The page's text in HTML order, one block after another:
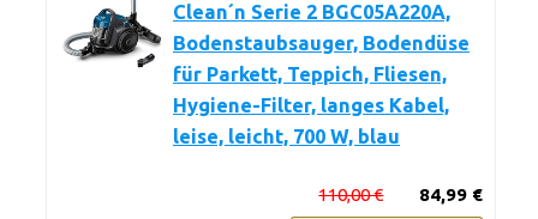
Clean´n Serie 2 BGC05A220A,
Bodenstaubsauger, Bodendüse
für Parkett, Teppich, Fliesen,
Hygiene-Filter, langes Kabel,
leise, leicht, 700 W, blau
84,99 €
110,00 €